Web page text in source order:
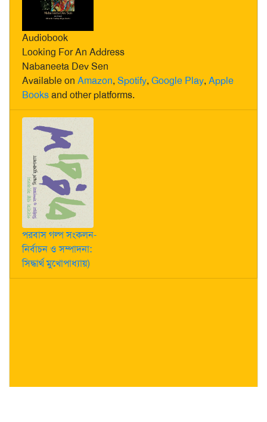
Audiobook
Looking For An Address
Nabaneeta Dev Sen
Available on Amazon, Spotify, Google Play, Apple
Booksand other platforms.
পরবাস গল্প সংকলন-
নির্বাচন ও সম্পাদনা:
সিদ্ধার্থ মুখোপাধ্যায়)